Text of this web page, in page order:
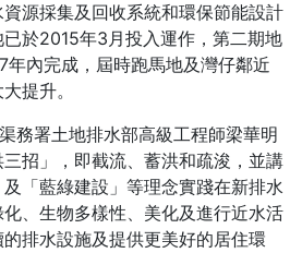
源採集及回收系統和環保節能設計
於2015年3月投入運作，第二期地
年內完成，屆時跑馬地及灣仔鄰近
提升。
務署土地排水部高級工程師梁華明
招」，即截流、蓄洪和疏浚，並講
「藍綠建設」等理念實踐在新排水
、生物多樣性、美化及進行近水活
排水設施及提供更美好的居住環